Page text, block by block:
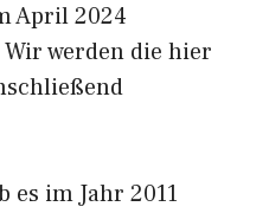
April 2024
werden die hier
es im Jahr 2011